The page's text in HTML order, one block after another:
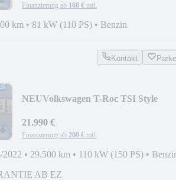
Finanzierung ab 168 € mtl.
km • 81 kW (110 PS) • Benzin
Kontakt
NEUVolkswagen T-Roc TSI Style
21.990 €
Finanzierung ab 200 € mtl.
2022 • 29.500 km • 110 kW (150 PS) •
AB EZ